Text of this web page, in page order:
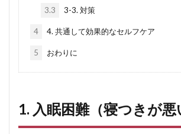
3.3 3-3. 対策
4 4. 共通して効果的なセルフケア
5 おわりに
1. 入眠困難（寝つきが悪